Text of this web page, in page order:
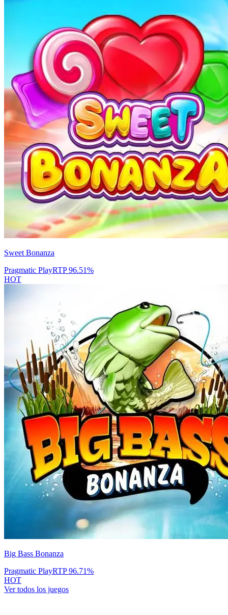
Sweet Bonanza
Pragmatic PlayRTP96.51%
HOT
Big Bass Bonanza
Pragmatic PlayRTP96.71%
HOT
Ver todos los juegos